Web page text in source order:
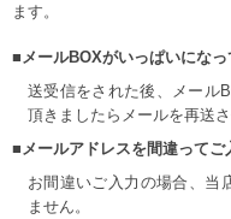
ます。
■メールBOXがいっぱいになっ
送受信をされた後、メール
頂きましたらメールを再送さ
■メールアドレスを間違ってご
お間違いご入力の場合、当
ません。